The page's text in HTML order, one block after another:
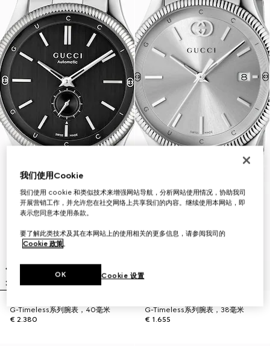
G-Timeless系列腕表，40毫米
€ 2.380
G-Timeless系列腕表，38毫米
€ 1.655
我们使用Cookie
我们使用 cookie 和类似技术来增强网站导航，分析网站使用情况，协助我司
开展营销工作，并允许您在社交网络上共享我们的内容。继续使用本网站，即
表示您同意本使用条款。
要了解此类技术及其在本网站上的使用相关的更多信息，请参阅我司的
Cookie 政策。
Cookie 设置
OK